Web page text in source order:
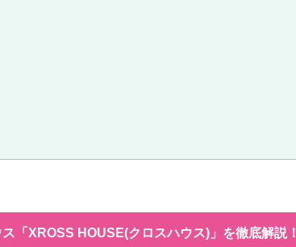
「XROSS HOUSE(クロスハウス)」を徹底解説！